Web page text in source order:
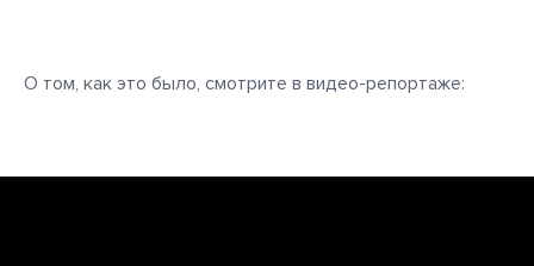
О том, как это было, смотрите в видео-репортаже: